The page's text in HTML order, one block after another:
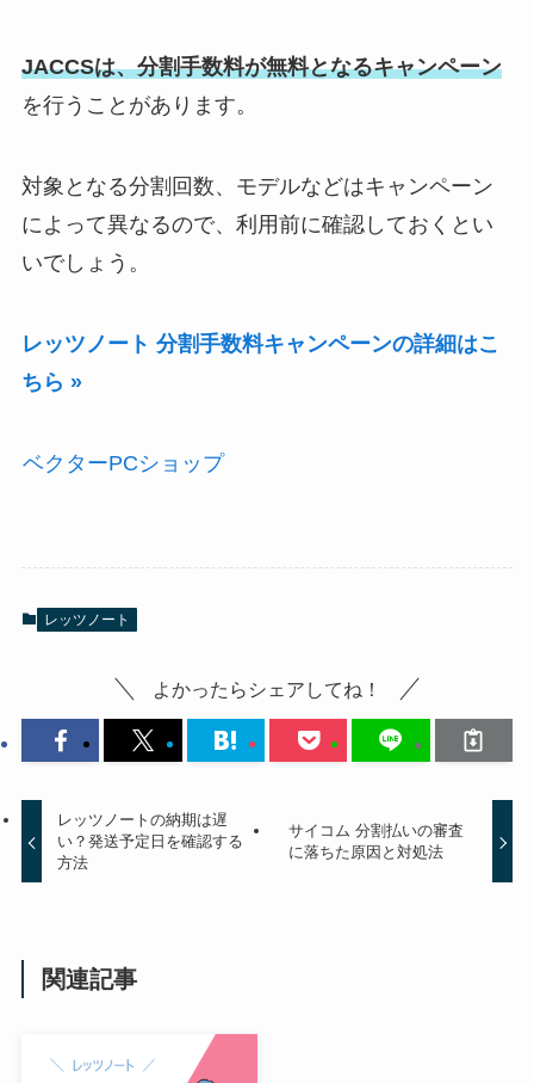
JACCSは、分割手数料が無料となるキャンペーン
を行うことがあります。
対象となる分割回数、モデルなどはキャンペーン
によって異なるので、利用前に確認しておくとい
いでしょう。
レッツノート 分割手数料キャンペーンの詳細はこ
ちら »
ベクターPCショップ
レッツノート
よかったらシェアしてね！
レッツノートの納期は遅
い？発送予定日を確認する
方法
サイコム 分割払いの審査
に落ちた原因と対処法
関連記事